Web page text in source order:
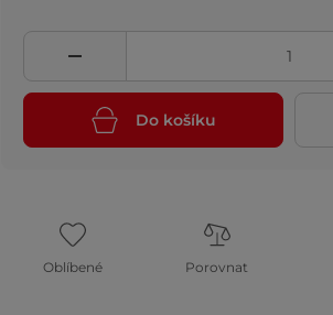
Do košíku
Oblíbené Porovnat